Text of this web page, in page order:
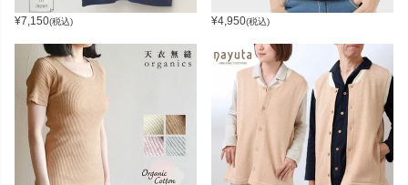
¥7,150(税込) ¥4,950(税込)